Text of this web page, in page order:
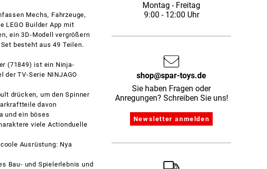
Mechs, Fahrzeuge,
LEGO Builder App mit
ein 3D-Modell vergrößern
besteht aus 49 Teilen.
(71849) ist ein Ninja-
der TV-Serie NINJAGO
drücken, um den Spinner
davon
und ein böses
viele Actionduelle
Ausrüstung: Nya
Bau- und Spielerlebnis und
Montag - Freitag
9:00 - 12:00 Uhr
shop@spar-toys.de
Sie haben Fragen oder
Anregungen? Schreiben Sie uns!